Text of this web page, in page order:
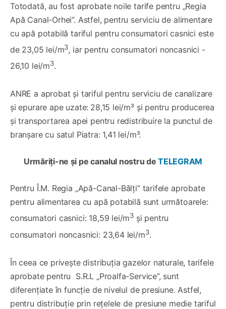
Totodată, au fost aprobate noile tarife pentru „Regia
Apă Canal-Orhei”. Astfel, pentru serviciu de alimentare
cu apă potabilă tariful pentru consumatori casnici este
de 23,05 lei/m3, iar pentru consumatori noncasnici -
26,10 lei/m3.
ANRE a aprobat și tariful pentru serviciu de canalizare
și epurare ape uzate: 28,15 lei/m³ și pentru producerea
și transportarea apei pentru redistribuire la punctul de
branșare cu satul Piatra: 1,41 lei/m³.
Urmăriți-ne și pe canalul nostru deTELEGRAM
Pentru Î.M. Regia „Apă-Canal-Bălți” tarifele aprobate
pentru alimentarea cu apă potabilă sunt următoarele:
consumatori casnici: 18,59 lei/m3 și pentru
consumatori noncasnici: 23,64 lei/m3.
În ceea ce privește distribuția gazelor naturale, tarifele
aprobate pentru S.R.L „Proalfa-Service”, sunt
diferențiate în funcție de nivelul de presiune. Astfel,
pentru distribuție prin rețelele de presiune medie tariful